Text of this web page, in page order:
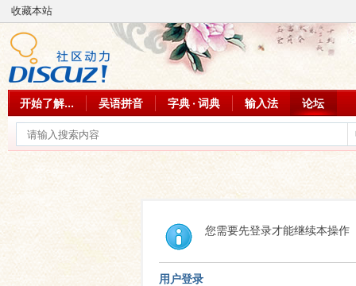
收藏本站
开始了解... 吴语拼音 字典 · 词典 输入法 论坛
您需要先登录才能继续本操作
用户登录